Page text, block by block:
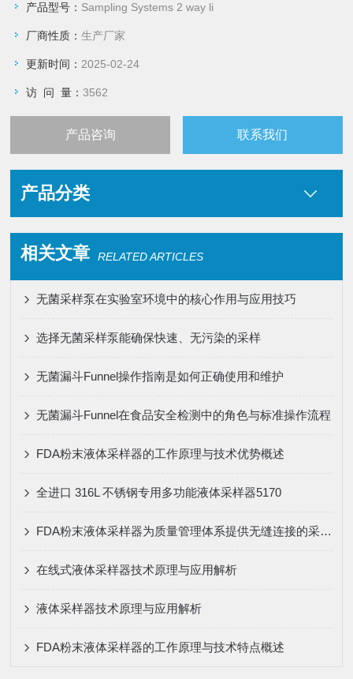
产品型号： Sampling Systems 2 way li
厂商性质：生产厂家
更新时间： 2025-02-24
访 问 量：3562
产品咨询 联系我们
产品分类
相关文章 RELATED ARTICLES
无菌采样泵在实验室环境中的核心作用与应用技巧
选择无菌采样泵能确保快速、无污染的采样
无菌漏斗Funnel操作指南是如何正确使用和维护
无菌漏斗Funnel在食品安全检测中的角色与标准操作流程
FDA粉末液体采样器的工作原理与技术优势概述
全进口 316L 不锈钢专用多功能液体采样器5170
FDA粉末液体采样器为质量管理体系提供无缝连接的采样保障
在线式液体采样器技术原理与应用解析
液体采样器技术原理与应用解析
FDA粉末液体采样器的工作原理与技术特点概述